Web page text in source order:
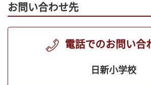
お問い合わせ先
電話でのお問い合
日新小学校